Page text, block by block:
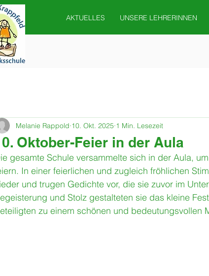
AKTUELLES UNSERE LEHRERINNEN
Oktober-Feier in der Aula
Melanie Rappold 10. Okt. 2025 1 Min. Lesezeit
gesamte Schule versammelte sich in der Aula,
In einer feierlichen und zugleich fröhlichen
und trugen Gedichte vor, die sie zuvor im
und Stolz gestalteten sie das kleine
zu einem schönen und bedeutungsvollen